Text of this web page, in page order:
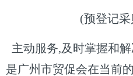
(预登记
主动服务,及时掌握和
是广州市贸促会在当前